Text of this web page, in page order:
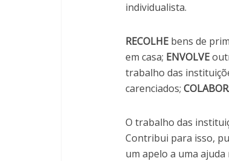
individualista.
RECOLHE bens de
em casa; ENVOLVE
trabalho das
carenciados;
O trabalho das
Contribui para isso,
um apelo a uma